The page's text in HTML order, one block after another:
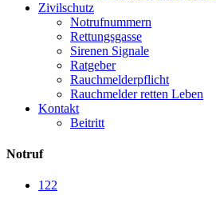
Zivilschutz
Notrufnummern
Rettungsgasse
Sirenen Signale
Ratgeber
Rauchmelderpflicht
Rauchmelder retten Leben
Kontakt
Beitritt
Notruf
122